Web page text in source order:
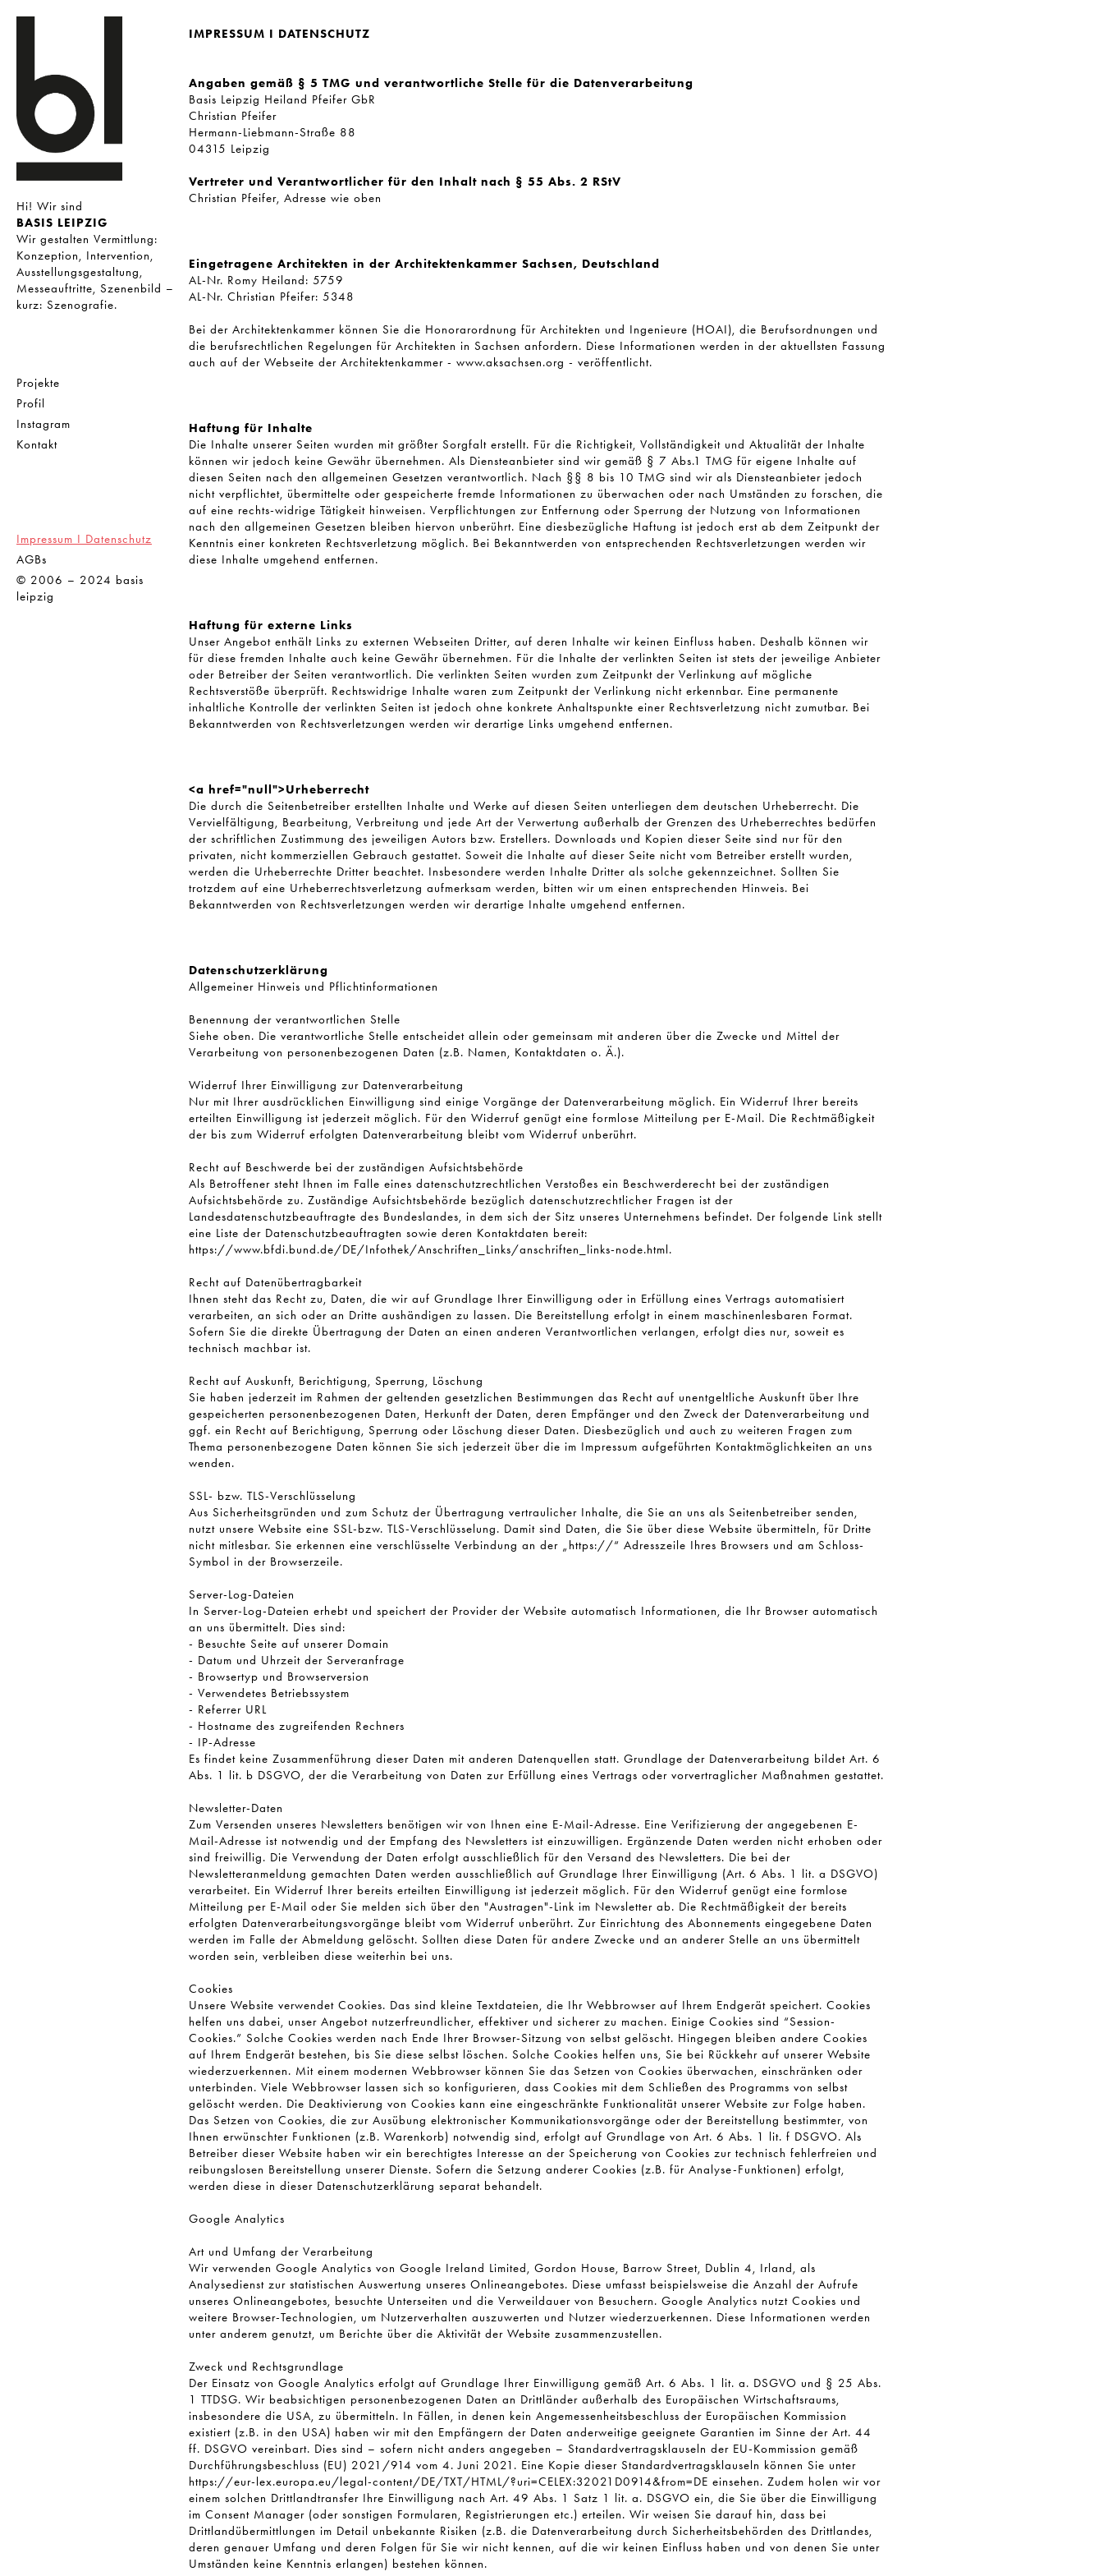
Hi! Wir sind
BASIS LEIPZIG
Wir gestalten Vermittlung:
Konzeption, Intervention,
Ausstellungsgestaltung,
Messeauftritte, Szenenbild –
kurz: Szenografie.
Projekte
Profil
Instagram
Kontakt
Impressum I Datenschutz
AGBs
© 2006 – 2024 basis
leipzig
IMPRESSUM I DATENSCHUTZ
Angaben gemäß § 5 TMG und verantwortliche Stelle für die Datenverarbeitung
Basis Leipzig Heiland Pfeifer GbR
Christian Pfeifer
Hermann-Liebmann-Straße 88
04315 Leipzig
Vertreter und Verantwortlicher für den Inhalt nach § 55 Abs. 2 RStV
Christian Pfeifer, Adresse wie oben
Eingetragene Architekten in der Architektenkammer Sachsen, Deutschland
AL-Nr. Romy Heiland: 5759
AL-Nr. Christian Pfeifer: 5348
Bei der Architektenkammer können Sie die Honorarordnung für Architekten und Ingenieure (HOAI), die Berufsordnungen und
die berufsrechtlichen Regelungen für Architekten in Sachsen anfordern. Diese Informationen werden in der aktuellsten Fassung
auch auf der Webseite der Architektenkammer - www.aksachsen.org - veröffentlicht.
Haftung für Inhalte
Die Inhalte unserer Seiten wurden mit größter Sorgfalt erstellt. Für die Richtigkeit, Vollständigkeit und Aktualität der Inhalte
können wir jedoch keine Gewähr übernehmen. Als Diensteanbieter sind wir gemäß § 7 Abs.1 TMG für eigene Inhalte auf
diesen Seiten nach den allgemeinen Gesetzen verantwortlich. Nach §§ 8 bis 10 TMG sind wir als Diensteanbieter jedoch
nicht verpflichtet, übermittelte oder gespeicherte fremde Informationen zu überwachen oder nach Umständen zu forschen, die
auf eine rechts-widrige Tätigkeit hinweisen. Verpflichtungen zur Entfernung oder Sperrung der Nutzung von Informationen
nach den allgemeinen Gesetzen bleiben hiervon unberührt. Eine diesbezügliche Haftung ist jedoch erst ab dem Zeitpunkt der
Kenntnis einer konkreten Rechtsverletzung möglich. Bei Bekanntwerden von entsprechenden Rechtsverletzungen werden wir
diese Inhalte umgehend entfernen.
Haftung für externe Links
Unser Angebot enthält Links zu externen Webseiten Dritter, auf deren Inhalte wir keinen Einfluss haben. Deshalb können wir
für diese fremden Inhalte auch keine Gewähr übernehmen. Für die Inhalte der verlinkten Seiten ist stets der jeweilige Anbieter
oder Betreiber der Seiten verantwortlich. Die verlinkten Seiten wurden zum Zeitpunkt der Verlinkung auf mögliche
Rechtsverstöße überprüft. Rechtswidrige Inhalte waren zum Zeitpunkt der Verlinkung nicht erkennbar. Eine permanente
inhaltliche Kontrolle der verlinkten Seiten ist jedoch ohne konkrete Anhaltspunkte einer Rechtsverletzung nicht zumutbar. Bei
Bekanntwerden von Rechtsverletzungen werden wir derartige Links umgehend entfernen.
<a href="null">Urheberrecht
Die durch die Seitenbetreiber erstellten Inhalte und Werke auf diesen Seiten unterliegen dem deutschen Urheberrecht. Die
Vervielfältigung, Bearbeitung, Verbreitung und jede Art der Verwertung außerhalb der Grenzen des Urheberrechtes bedürfen
der schriftlichen Zustimmung des jeweiligen Autors bzw. Erstellers. Downloads und Kopien dieser Seite sind nur für den
privaten, nicht kommerziellen Gebrauch gestattet. Soweit die Inhalte auf dieser Seite nicht vom Betreiber erstellt wurden,
werden die Urheberrechte Dritter beachtet. Insbesondere werden Inhalte Dritter als solche gekennzeichnet. Sollten Sie
trotzdem auf eine Urheberrechtsverletzung aufmerksam werden, bitten wir um einen entsprechenden Hinweis. Bei
Bekanntwerden von Rechtsverletzungen werden wir derartige Inhalte umgehend entfernen.
Datenschutzerklärung
Allgemeiner Hinweis und Pflichtinformationen
Benennung der verantwortlichen Stelle
Siehe oben. Die verantwortliche Stelle entscheidet allein oder gemeinsam mit anderen über die Zwecke und Mittel der
Verarbeitung von personenbezogenen Daten (z.B. Namen, Kontaktdaten o. Ä.).
Widerruf Ihrer Einwilligung zur Datenverarbeitung
Nur mit Ihrer ausdrücklichen Einwilligung sind einige Vorgänge der Datenverarbeitung möglich. Ein Widerruf Ihrer bereits
erteilten Einwilligung ist jederzeit möglich. Für den Widerruf genügt eine formlose Mitteilung per E-Mail. Die Rechtmäßigkeit
der bis zum Widerruf erfolgten Datenverarbeitung bleibt vom Widerruf unberührt.
Recht auf Beschwerde bei der zuständigen Aufsichtsbehörde
Als Betroffener steht Ihnen im Falle eines datenschutzrechtlichen Verstoßes ein Beschwerderecht bei der zuständigen
Aufsichtsbehörde zu. Zuständige Aufsichtsbehörde bezüglich datenschutzrechtlicher Fragen ist der
Landesdatenschutzbeauftragte des Bundeslandes, in dem sich der Sitz unseres Unternehmens befindet. Der folgende Link stellt
eine Liste der Datenschutzbeauftragten sowie deren Kontaktdaten bereit:
https://www.bfdi.bund.de/DE/Infothek/Anschriften_Links/anschriften_links-node.html.
Recht auf Datenübertragbarkeit
Ihnen steht das Recht zu, Daten, die wir auf Grundlage Ihrer Einwilligung oder in Erfüllung eines Vertrags automatisiert
verarbeiten, an sich oder an Dritte aushändigen zu lassen. Die Bereitstellung erfolgt in einem maschinenlesbaren Format.
Sofern Sie die direkte Übertragung der Daten an einen anderen Verantwortlichen verlangen, erfolgt dies nur, soweit es
technisch machbar ist.
Recht auf Auskunft, Berichtigung, Sperrung, Löschung
Sie haben jederzeit im Rahmen der geltenden gesetzlichen Bestimmungen das Recht auf unentgeltliche Auskunft über Ihre
gespeicherten personenbezogenen Daten, Herkunft der Daten, deren Empfänger und den Zweck der Datenverarbeitung und
ggf. ein Recht auf Berichtigung, Sperrung oder Löschung dieser Daten. Diesbezüglich und auch zu weiteren Fragen zum
Thema personenbezogene Daten können Sie sich jederzeit über die im Impressum aufgeführten Kontaktmöglichkeiten an uns
wenden.
SSL- bzw. TLS-Verschlüsselung
Aus Sicherheitsgründen und zum Schutz der Übertragung vertraulicher Inhalte, die Sie an uns als Seitenbetreiber senden,
nutzt unsere Website eine SSL-bzw. TLS-Verschlüsselung. Damit sind Daten, die Sie über diese Website übermitteln, für Dritte
nicht mitlesbar. Sie erkennen eine verschlüsselte Verbindung an der „https://“ Adresszeile Ihres Browsers und am Schloss-
Symbol in der Browserzeile.
Server-Log-Dateien
In Server-Log-Dateien erhebt und speichert der Provider der Website automatisch Informationen, die Ihr Browser automatisch
an uns übermittelt. Dies sind:
- Besuchte Seite auf unserer Domain
- Datum und Uhrzeit der Serveranfrage
- Browsertyp und Browserversion
- Verwendetes Betriebssystem
- Referrer URL
- Hostname des zugreifenden Rechners
- IP-Adresse
Es findet keine Zusammenführung dieser Daten mit anderen Datenquellen statt. Grundlage der Datenverarbeitung bildet Art. 6
Abs. 1 lit. b DSGVO, der die Verarbeitung von Daten zur Erfüllung eines Vertrags oder vorvertraglicher Maßnahmen gestattet.
Newsletter-Daten
Zum Versenden unseres Newsletters benötigen wir von Ihnen eine E-Mail-Adresse. Eine Verifizierung der angegebenen E-
Mail-Adresse ist notwendig und der Empfang des Newsletters ist einzuwilligen. Ergänzende Daten werden nicht erhoben oder
sind freiwillig. Die Verwendung der Daten erfolgt ausschließlich für den Versand des Newsletters. Die bei der
Newsletteranmeldung gemachten Daten werden ausschließlich auf Grundlage Ihrer Einwilligung (Art. 6 Abs. 1 lit. a DSGVO)
verarbeitet. Ein Widerruf Ihrer bereits erteilten Einwilligung ist jederzeit möglich. Für den Widerruf genügt eine formlose
Mitteilung per E-Mail oder Sie melden sich über den "Austragen"-Link im Newsletter ab. Die Rechtmäßigkeit der bereits
erfolgten Datenverarbeitungsvorgänge bleibt vom Widerruf unberührt. Zur Einrichtung des Abonnements eingegebene Daten
werden im Falle der Abmeldung gelöscht. Sollten diese Daten für andere Zwecke und an anderer Stelle an uns übermittelt
worden sein, verbleiben diese weiterhin bei uns.
Cookies
Unsere Website verwendet Cookies. Das sind kleine Textdateien, die Ihr Webbrowser auf Ihrem Endgerät speichert. Cookies
helfen uns dabei, unser Angebot nutzerfreundlicher, effektiver und sicherer zu machen. Einige Cookies sind “Session-
Cookies.” Solche Cookies werden nach Ende Ihrer Browser-Sitzung von selbst gelöscht. Hingegen bleiben andere Cookies
auf Ihrem Endgerät bestehen, bis Sie diese selbst löschen. Solche Cookies helfen uns, Sie bei Rückkehr auf unserer Website
wiederzuerkennen. Mit einem modernen Webbrowser können Sie das Setzen von Cookies überwachen, einschränken oder
unterbinden. Viele Webbrowser lassen sich so konfigurieren, dass Cookies mit dem Schließen des Programms von selbst
gelöscht werden. Die Deaktivierung von Cookies kann eine eingeschränkte Funktionalität unserer Website zur Folge haben.
Das Setzen von Cookies, die zur Ausübung elektronischer Kommunikationsvorgänge oder der Bereitstellung bestimmter, von
Ihnen erwünschter Funktionen (z.B. Warenkorb) notwendig sind, erfolgt auf Grundlage von Art. 6 Abs. 1 lit. f DSGVO. Als
Betreiber dieser Website haben wir ein berechtigtes Interesse an der Speicherung von Cookies zur technisch fehlerfreien und
reibungslosen Bereitstellung unserer Dienste. Sofern die Setzung anderer Cookies (z.B. für Analyse-Funktionen) erfolgt,
werden diese in dieser Datenschutzerklärung separat behandelt.
Google Analytics
Art und Umfang der Verarbeitung
Wir verwenden Google Analytics von Google Ireland Limited, Gordon House, Barrow Street, Dublin 4, Irland, als
Analysedienst zur statistischen Auswertung unseres Onlineangebotes. Diese umfasst beispielsweise die Anzahl der Aufrufe
unseres Onlineangebotes, besuchte Unterseiten und die Verweildauer von Besuchern. Google Analytics nutzt Cookies und
weitere Browser-Technologien, um Nutzerverhalten auszuwerten und Nutzer wiederzuerkennen. Diese Informationen werden
unter anderem genutzt, um Berichte über die Aktivität der Website zusammenzustellen.
Zweck und Rechtsgrundlage
Der Einsatz von Google Analytics erfolgt auf Grundlage Ihrer Einwilligung gemäß Art. 6 Abs. 1 lit. a. DSGVO und § 25 Abs.
1 TTDSG. Wir beabsichtigen personenbezogenen Daten an Drittländer außerhalb des Europäischen Wirtschaftsraums,
insbesondere die USA, zu übermitteln. In Fällen, in denen kein Angemessenheitsbeschluss der Europäischen Kommission
existiert (z.B. in den USA) haben wir mit den Empfängern der Daten anderweitige geeignete Garantien im Sinne der Art. 44
ff. DSGVO vereinbart. Dies sind – sofern nicht anders angegeben – Standardvertragsklauseln der EU-Kommission gemäß
Durchführungsbeschluss (EU) 2021/914 vom 4. Juni 2021. Eine Kopie dieser Standardvertragsklauseln können Sie unter
https://eur-lex.europa.eu/legal-content/DE/TXT/HTML/?uri=CELEX:32021D0914&from=DE einsehen. Zudem holen wir vor
einem solchen Drittlandtransfer Ihre Einwilligung nach Art. 49 Abs. 1 Satz 1 lit. a. DSGVO ein, die Sie über die Einwilligung
im Consent Manager (oder sonstigen Formularen, Registrierungen etc.) erteilen. Wir weisen Sie darauf hin, dass bei
Drittlandübermittlungen im Detail unbekannte Risiken (z.B. die Datenverarbeitung durch Sicherheitsbehörden des Drittlandes,
deren genauer Umfang und deren Folgen für Sie wir nicht kennen, auf die wir keinen Einfluss haben und von denen Sie unter
Umständen keine Kenntnis erlangen) bestehen können.